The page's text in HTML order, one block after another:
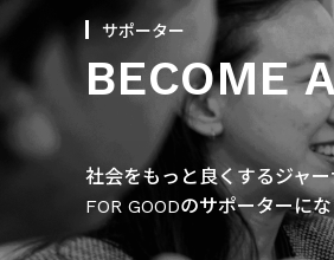
サポーター
BECOME
社会をもっと良くするジャ
FOR GOODのサポーターに